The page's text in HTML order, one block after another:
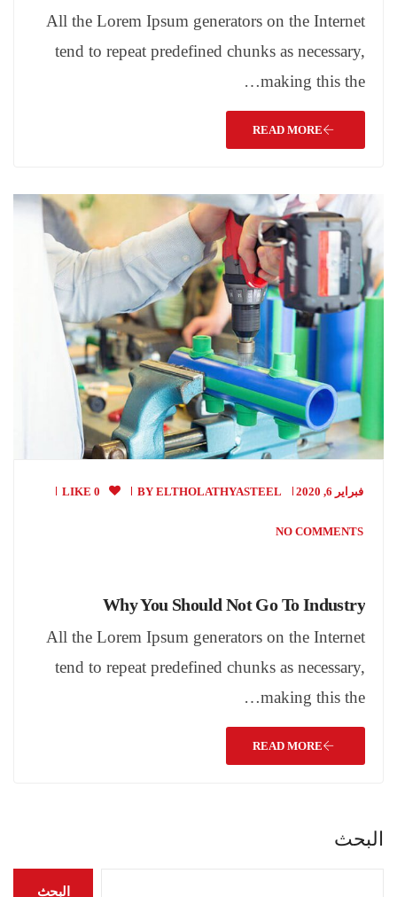
All the Lorem Ipsum generators on the Internet
tend to repeat predefined chunks as necessary,
making this the…
READ MORE
فبراير 6, 2020 BY ELTHOLATHYASTEEL
0 LIKE
NO COMMENTS
Why You Should Not Go To Industry
All the Lorem Ipsum generators on the Internet
tend to repeat predefined chunks as necessary,
making this the…
READ MORE
البحث
البحث